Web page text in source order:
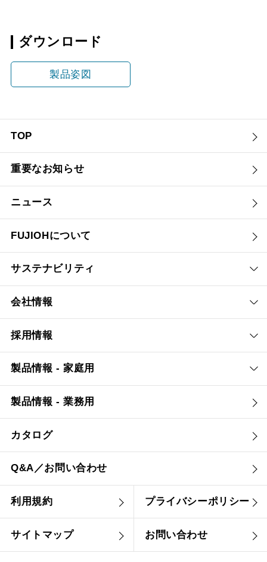
ダウンロード
製品姿図
TOP
重要なお知らせ
ニュース
FUJIOHについて
サステナビリティ
会社情報
採用情報
製品情報 - 家庭用
製品情報 - 業務用
カタログ
Q&A／お問い合わせ
利用規約 プライバシーポリシー
サイトマップ お問い合わせ